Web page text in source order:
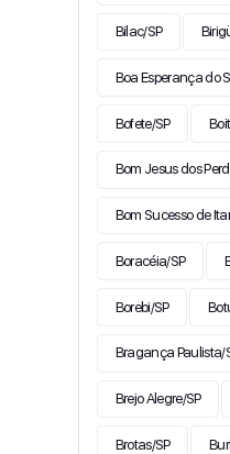
Bilac/SP
Boa Esperança do
Bofete/SP
Bom Jesus dos
Bom Sucesso de
Boracéia/SP
Borebi/SP
Bragança Paulista/
Brejo Alegre/SP
Brotas/SP